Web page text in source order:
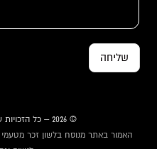
שליחה
© 2026 – כל הזכויות שמורות המכללה למקרא
האמור באתר מנוסח בלשון זכר